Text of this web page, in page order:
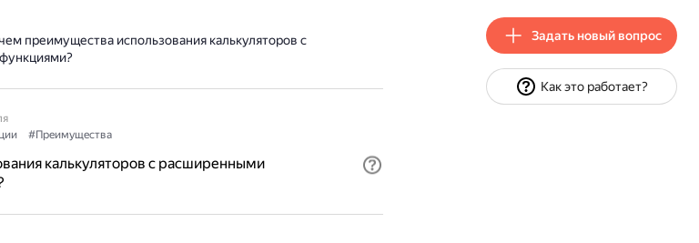
преимущества использования калькуляторов с
#Преимущества
калькуляторов с расширенными
Задать новый вопрос
Как это работает?